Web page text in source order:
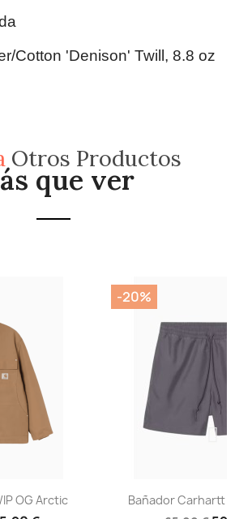
Cotton 'Denison' Twill, 8.8 oz
Otros Productos
que ver
OG Arctic
Bañador Carhartt
-20%